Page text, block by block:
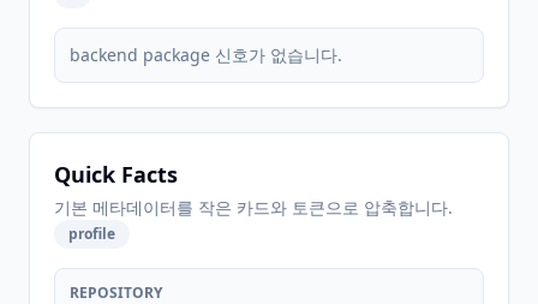
backend package 신호가 없습니다.
Quick Facts
기본 메타데이터를 작은 카드와 토큰으로 압축합니다.
profile
REPOSITORY